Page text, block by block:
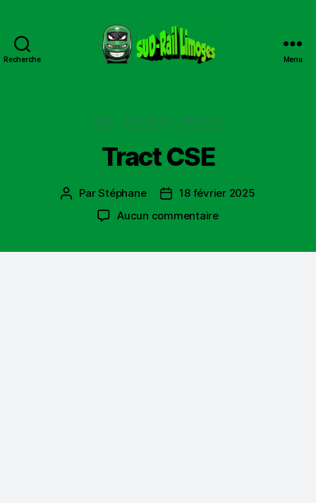
Recherche Menu
Catégories
CSE MÉTIERS TRACTS
Tract CSE
Auteur
l’article
ParStéphane
Date18 février 2025
Aucun commentairesur